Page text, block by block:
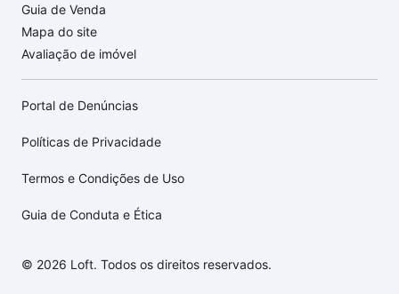
Guia de Venda
Mapa do site
Avaliação de imóvel
Portal de Denúncias
Políticas de Privacidade
Termos e Condições de Uso
Guia de Conduta e Ética
© 2026 Loft. Todos os direitos reservados.